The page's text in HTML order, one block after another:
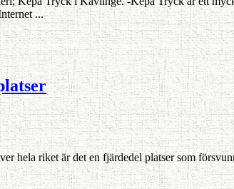
...
hela riket är det en fjärdedel platser som